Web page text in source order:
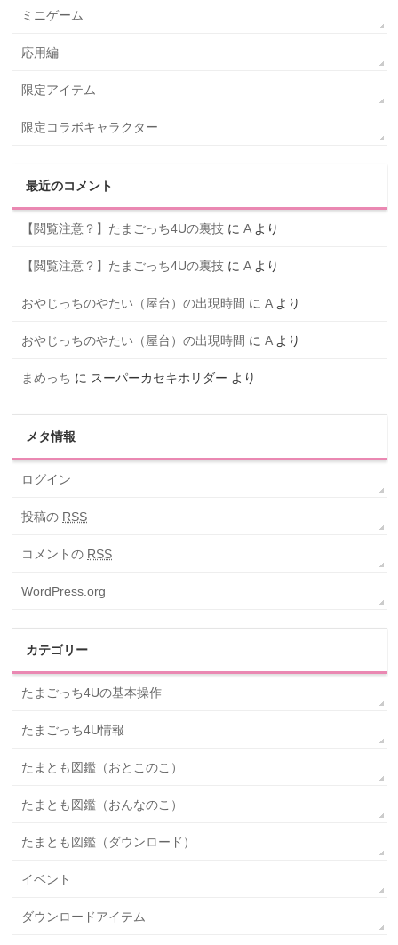
ミニゲーム
応用編
限定アイテム
限定コラボキャラクター
最近のコメント
【閲覧注意？】たまごっち4Uの裏技 にAより
【閲覧注意？】たまごっち4Uの裏技 にAより
おやじっちのやたい（屋台）の出現時間 にAより
おやじっちのやたい（屋台）の出現時間 にAより
まめっち に スーパーカセキホリダー より
メタ情報
ログイン
投稿の RSS
コメントの RSS
WordPress.org
カテゴリー
たまごっち4Uの基本操作
たまごっち4U情報
たまとも図鑑（おとこのこ）
たまとも図鑑（おんなのこ）
たまとも図鑑（ダウンロード）
イベント
ダウンロードアイテム